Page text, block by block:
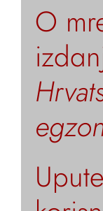
O
Upute